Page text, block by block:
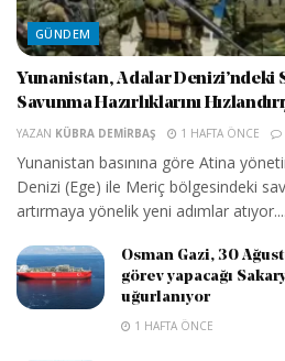
GÜNDEM
Yunanistan, Adalar Denizi’ndeki
Savunma Hazırlıklarını
YAZAN KÜBRA DEMIRBAŞ 1 HAFTA ÖNCE
Yunanistan basınına göre Atina
Denizi (Ege) ile Meriç bölgesindeki
artırmaya yönelik yeni adımlar atıyor....
Osman Gazi, 30
görev yapacağı
uğurlanıyor
1 HAFTA ÖNCE